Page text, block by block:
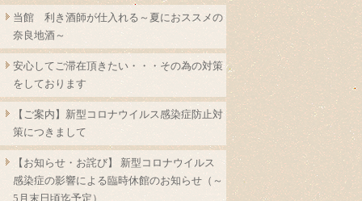
当館 利き酒師が仕入れる～夏におススメの
奈良地酒～
安心してご滞在頂きたい・・・その為の対策
をしております
【ご案内】新型コロナウイルス感染症防止対
策につきまして
【お知らせ・お詫び】 新型コロナウイルス
感染症の影響による臨時休館のお知らせ（～
5月末日頃迄予定）